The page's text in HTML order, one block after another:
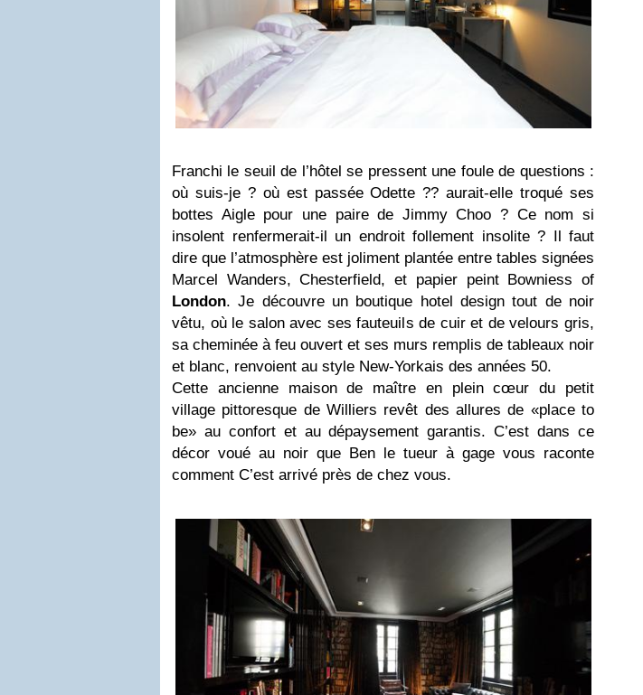
Franchi le seuil de l’hôtel se pressent une foule de questions :
où suis-je ? où est passée Odette ?? aurait-elle troqué ses
bottes Aigle pour une paire de Jimmy Choo ? Ce nom si
insolent renfermerait-il un endroit follement insolite ? Il faut
dire que l’atmosphère est joliment plantée entre tables signées
Marcel Wanders, Chesterfield, et papier peint Bowniess of
London. Je découvre un boutique hotel design tout de noir
vêtu, où le salon avec ses fauteuils de cuir et de velours gris,
sa cheminée à feu ouvert et ses murs remplis de tableaux noir
et blanc, renvoient au style New-Yorkais des années 50.
Cette ancienne maison de maître en plein cœur du petit
village pittoresque de Williers revêt des allures de «place to
be» au confort et au dépaysement garantis. C’est dans ce
décor voué au noir que Ben le tueur à gage vous raconte
comment C’est arrivé près de chez vous.